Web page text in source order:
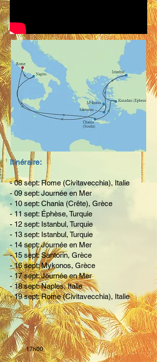
Itinéraire:
- 08 sept: Rome (Civitavecchia), Italie
- 09 sept: Journée en Mer
- 10 sept: Chania (Crête), Grèce
- 11 sept: Éphèse, Turquie
- 12 sept: Istanbul, Turquie
- 13 sept: Istanbul, Turquie
- 14 sept: Journée en Mer
- 15 sept: Santorin, Grèce
- 16 sept: Mykonos, Grèce
- 17 sept: Journée en Mer
- 18 sept: Naples, Italie
- 19 sept: Rome (Civitavecchia), Italie
17h00